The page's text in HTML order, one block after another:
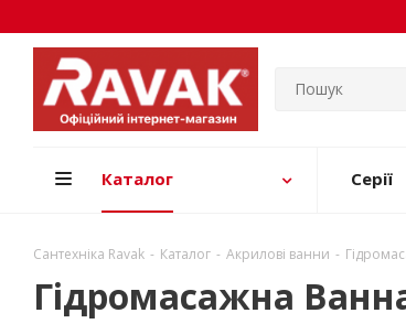
Каталог Серії
Сантехніка Ravak - Каталог - Акрилові ванни -
Гідромасажна